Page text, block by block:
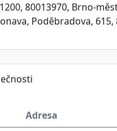
80013970, Brno-
Poděbradova, 615,
Adresa